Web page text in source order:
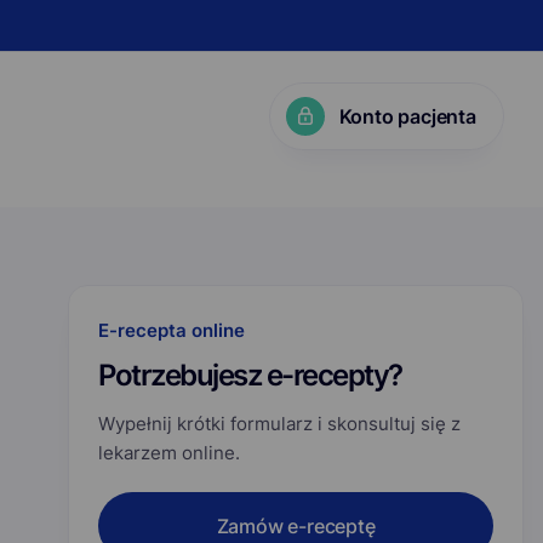
Konto pacjenta
E-recepta online
Potrzebujesz e-recepty?
Wypełnij krótki formularz i skonsultuj się z
lekarzem online.
Zamów e-receptę